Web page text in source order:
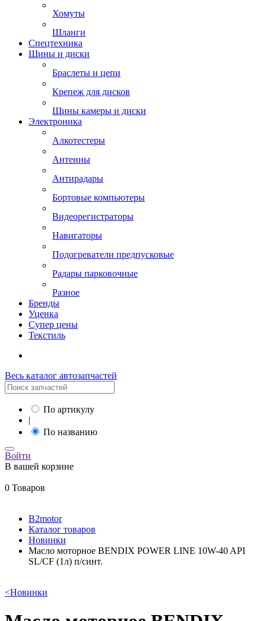
Хомуты
Шланги
Спецтехника
Шины и диски
Браслеты и цепи
Крепеж для дисков
Шины камеры и диски
Электроника
Алкотестеры
Антенны
Антирадары
Бортовые компьютеры
Видеорегистраторы
Навигаторы
Подогреватели предпусковые
Радары парковочные
Разное
Бренды
Уценка
Супер цены
Текстиль
Весь каталог автозапчастей
По артикулу
|
По названию
Войти
В вашей корзине
0 Товаров
B2motor
Каталог товаров
Новинки
Масло моторное BENDIX POWER LINE 10W-40 API
SL/CF (1л) п/синт.
<Новинки